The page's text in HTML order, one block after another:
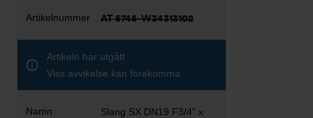
AT 5745-W34313102
Artikeln har utgått
Viss avvikelse kan förekomma
Slang SX DN19 F3/4" x